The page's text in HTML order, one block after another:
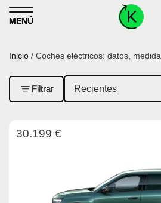
Skip to content
MENÚ
Inicio / Coches eléctricos: datos,
Filtrar
30.199 €